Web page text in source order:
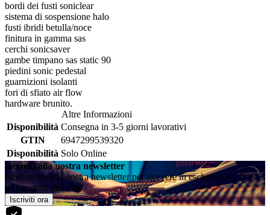
bordi dei fusti soniclear
sistema di sospensione halo
fusti ibridi betulla/noce
finitura in gamma sas
cerchi sonicsaver
gambe timpano sas static 90
piedini sonic pedestal
guarnizioni isolanti
fori di sfiato air flow
hardware brunito.
Altre Informazioni
Disponibilità Consegna in 3-5 giorni lavorativi
GTIN
6947299539320
Disponibilità Solo Online
Iscriviti alla nostra newsletter
Iscriviti ora alla nostra newsletter per ricevere in esclusiva le
promozioni dedicate
Iscriviti ora